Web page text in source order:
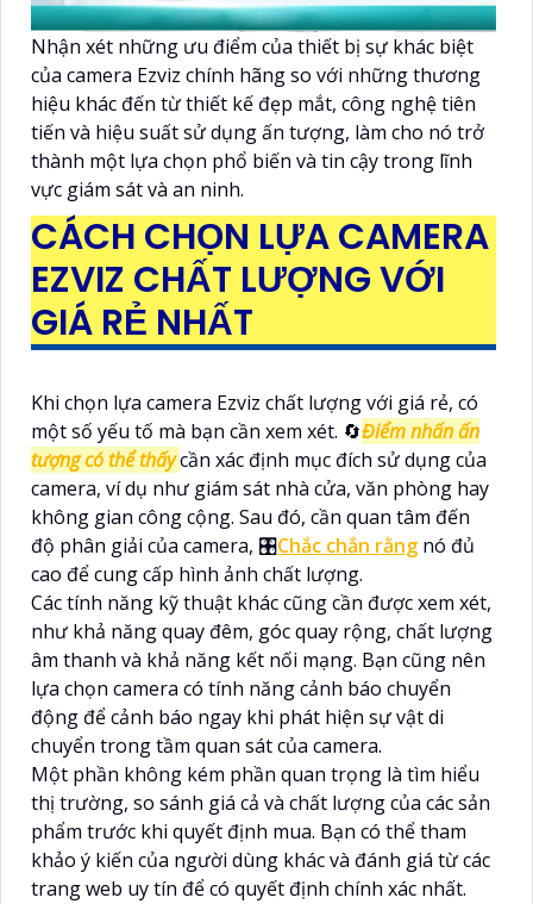
Nhận xét những ưu điểm của thiết bị sự khác biệt
của camera Ezviz chính hãng so với những thương
hiệu khác đến từ thiết kế đẹp mắt, công nghệ tiên
tiến và hiệu suất sử dụng ấn tượng, làm cho nó trở
thành một lựa chọn phổ biến và tin cậy trong lĩnh
vực giám sát và an ninh.
CÁCH CHỌN LỰA CAMERA
EZVIZ CHẤT LƯỢNG VỚI
GIÁ RẺ NHẤT
Khi chọn lựa camera Ezviz chất lượng với giá rẻ, có
một số yếu tố mà bạn cần xem xét. 🔄Điểm nhấn ấn
tượng có thể thấycần xác định mục đích sử dụng của
camera, ví dụ như giám sát nhà cửa, văn phòng hay
không gian công cộng. Sau đó, cần quan tâm đến
độ phân giải của camera, 🎛Chắc chắn rằng nó đủ
cao để cung cấp hình ảnh chất lượng.
Các tính năng kỹ thuật khác cũng cần được xem xét,
như khả năng quay đêm, góc quay rộng, chất lượng
âm thanh và khả năng kết nối mạng. Bạn cũng nên
lựa chọn camera có tính năng cảnh báo chuyển
động để cảnh báo ngay khi phát hiện sự vật di
chuyển trong tầm quan sát của camera.
Một phần không kém phần quan trọng là tìm hiểu
thị trường, so sánh giá cả và chất lượng của các sản
phẩm trước khi quyết định mua. Bạn có thể tham
khảo ý kiến của người dùng khác và đánh giá từ các
trang web uy tín để có quyết định chính xác nhất.